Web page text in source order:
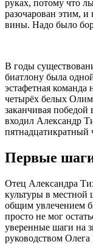
руках, потому что
разочарован этим, и
вины. Надо было
В годы
биатлону была
эстафетная команда
четырёх белых
заканчивая
входил Александр
Первые
Отец Александра
культуры в местной
общим увлечением
просто не мог
уверенные шаги на
руководством Олега